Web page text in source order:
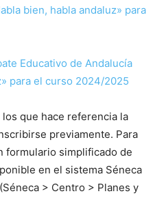
bien, habla andaluz» para
Educativo de Andalucía
para el curso 2024/2025
que hace referencia la
previamente. Para
formulario simplificado de
en el sistema Séneca
> Centro > Planes y